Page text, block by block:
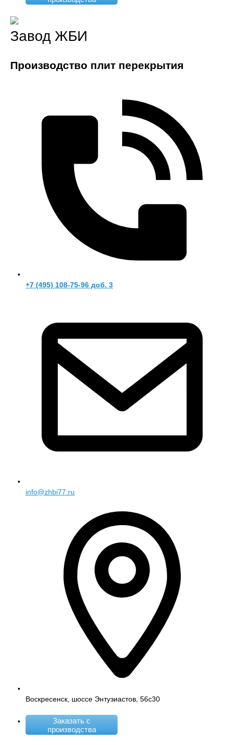
Завод ЖБИ
Производство плит перекрытия
+7 (495) 108-75-96 доб. 3
info@zhbi77.ru
Воскресенск, шоссе Энтузиастов, 56с30
Заказать с
производства